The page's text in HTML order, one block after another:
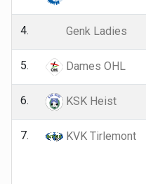
4. Genk Ladies
5. Dames OHL
6. KSK Heist
7. KVK Tirlemont